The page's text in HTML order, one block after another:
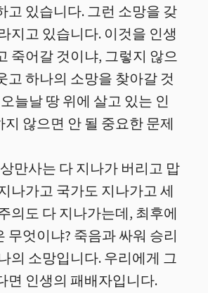
고 있습니다. 그런 소망을 갖
지고 있습니다. 이것을 인생
죽어갈 것이냐, 그렇지 않으
고 하나의 소망을 찾아갈 것
늘날 땅 위에 살고 있는 인
않으면 안 될 중요한 문제
만사는 다 지나가 버리고 맙
나가고 국가도 지나가고 세
의도 다 지나가는데, 최후에
무엇이냐? 죽음과 싸워 승리
의 소망입니다. 우리에게 그
면 인생의 패배자입니다.